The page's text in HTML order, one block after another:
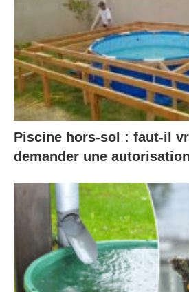
Piscine hors-sol : faut-il
demander une